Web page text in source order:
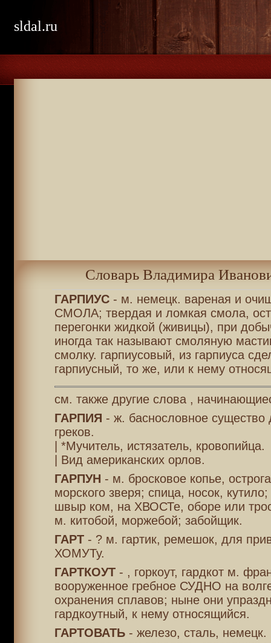
sldal.ru
Словарь Владимира
ГАРПИУС- м. немецк. вареная и
СМОЛА; твердая и ломкая смола,
перегонки жидкой (живицы), при
иногда так называют смоляную
смолку. гарпиусовый, из гарпиуса
гарпиусный, то же, или к нему
см. также другие слова ,
ГАРПИЯ - ж. баснословное существо
греков.
| *Мучитель, истязатель, кровопийца.
| Вид американских орлов.
ГАРПУН - м. бросковое копье,
морского зверя; спица, носок, кутило;
швыр ком, на ХВОСТе, оборе или
м. китобой, моржебой; забойщик.
ГАРТ- ? м. гартик, ремешок, для
ХОМУТу.
ГАРТКОУТ- , горкоут, гардкот м.
вооруженное гребное СУДНО на
охранения сплавов; ныне они
гардкоутный, к нему относящийся.
ГАРТОВАТЬ- железо, сталь,